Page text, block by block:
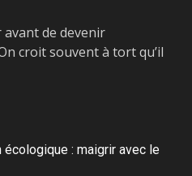
avant de devenir
croit souvent à tort qu’il
écologique : maigrir avec le